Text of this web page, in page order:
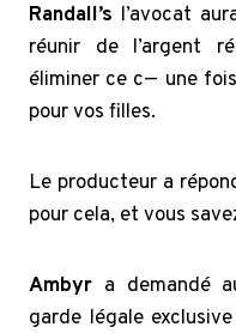
Randall’s l’avocat
réunir de l’argent
éliminer ce c— une
pour vos filles.
Le producteur a
pour cela, et vous
Ambyr a demandé
garde légale